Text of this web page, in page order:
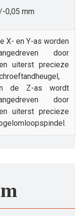
0,05 mm
X- en Y-as worden
door
uiterst precieze
de Z-as wordt
door
uiterst precieze